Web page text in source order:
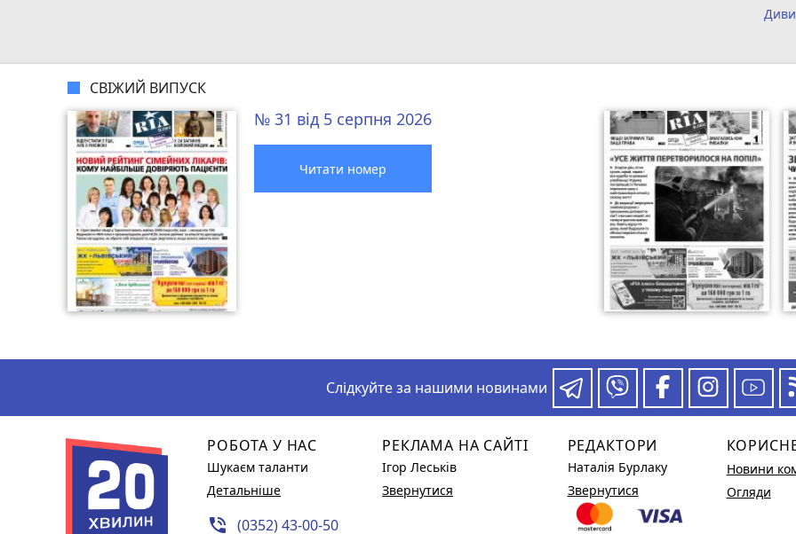
СВІЖИЙ ВИПУСК
№ 31 від 5 серпня 2026
Читати номер
Слідкуйте за нашими новинами
РОБОТА У НАС
Шукаєм таланти
Детальніше
phone_in_talk (0352) 43-00-50
РЕКЛАМА НА САЙТІ
Ігор Леськів
Звернутися
РЕДАКТОРИ
Наталія Бурлаку
Звернутися
Новини
Огляди